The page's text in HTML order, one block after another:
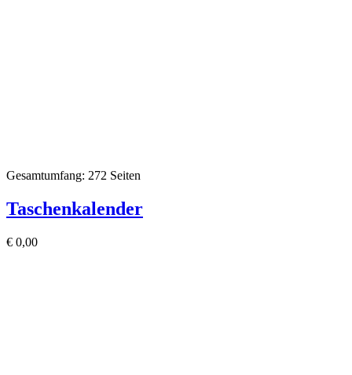
Gesamtumfang: 272 Seiten
Taschenkalender
€ 0,00